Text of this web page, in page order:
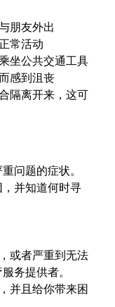
朋友外出
常活动
坐公共交通工具
感到沮丧
隔离开来，这可
问题的症状。
并知道何时寻
或者严重到无法
务提供者。
并且给你带来困